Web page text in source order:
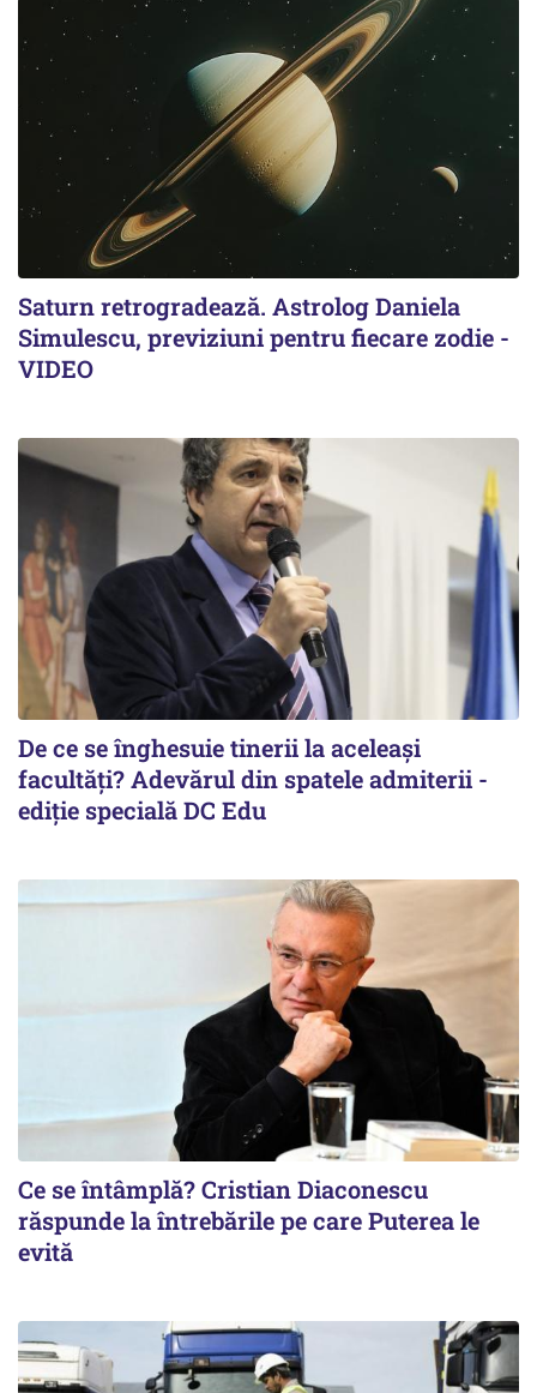
Saturn retrogradează. Astrolog Daniela
Simulescu, previziuni pentru fiecare zodie -
VIDEO
De ce se înghesuie tinerii la aceleași
facultăți? Adevărul din spatele admiterii -
ediție specială DC Edu
Ce se întâmplă? Cristian Diaconescu
răspunde la întrebările pe care Puterea le
evită